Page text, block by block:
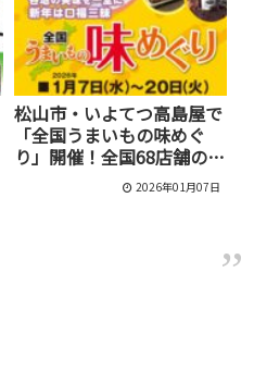
松山市・いよてつ高島屋で
「全国うまいもの味めぐ
り」開催！全国68店舗の絶
品グルメが集結 2026年01月07日